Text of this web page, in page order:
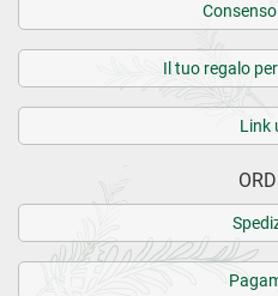
Il tuo regalo
Link